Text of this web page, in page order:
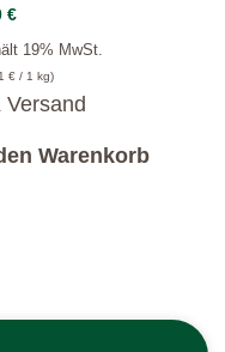
€
19% MwSt.
€ / 1 kg)
Versand
Warenkorb